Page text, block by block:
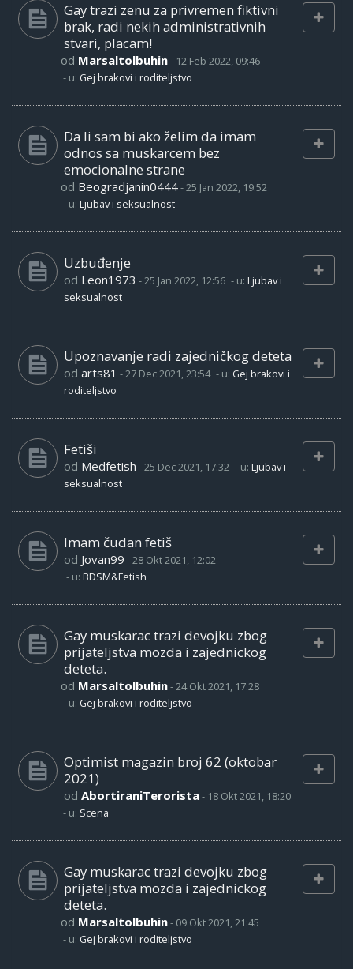
Gay trazi zenu za privremen fiktivni
brak, radi nekih administrativnih
stvari, placam!
od Marsaltolbuhin- 12 Feb 2022, 09:46
- u: Gej brakovi i roditeljstvo
Da li sam bi ako želim da imam
odnos sa muskarcem bez
emocionalne strane
od Beogradjanin0444-25 Jan 2022, 19:52
- u: Ljubav i seksualnost
Uzbuđenje
od Leon1973 -25 Jan 2022, 12:56 - u: Ljubav i
seksualnost
Upoznavanje radi zajedničkog deteta
od arts81 -27 Dec 2021, 23:54 - u: Gej brakovi i
roditeljstvo
Fetiši
od Medfetish -25 Dec 2021, 17:32 - u: Ljubav i
seksualnost
Imam čudan fetiš
od Jovan99 -28 Okt 2021, 12:02
- u: BDSM&Fetish
Gay muskarac trazi devojku zbog
prijateljstva mozda i zajednickog
deteta.
od Marsaltolbuhin-24 Okt 2021, 17:28
- u: Gej brakovi i roditeljstvo
Optimist magazin broj 62 (oktobar
2021)
od AbortiraniTerorista- 18 Okt 2021, 18:20
- u: Scena
Gay muskarac trazi devojku zbog
prijateljstva mozda i zajednickog
deteta.
od Marsaltolbuhin- 09 Okt 2021, 21:45
- u: Gej brakovi i roditeljstvo